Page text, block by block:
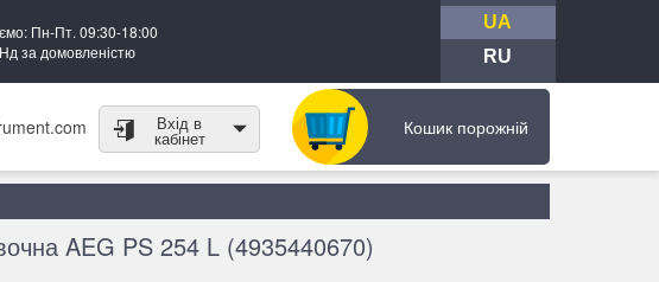
Пн-Пт. 09:30-18:00
за домовленістю
UA
RU
Вхід в
кабінет Кошик порожній
AEG PS 254 L (4935440670)